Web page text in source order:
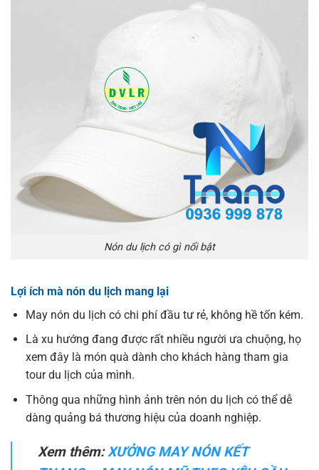
Nón du lịch có gì nổi bật
Lợi ích mà nón du lịch mang lại
May nón du lịch có chi phí đầu tư rẻ, không hề tốn kém.
Là xu hướng đang được rất nhiều người ưa chuộng, họ
xem đây là món quà dành cho khách hàng tham gia
tour du lịch của mình.
Thông qua những hình ảnh trên nón du lịch có thể dễ
dàng quảng bá thương hiệu của doanh nghiệp.
Xem thêm:XƯỞNG MAY NÓN KẾT